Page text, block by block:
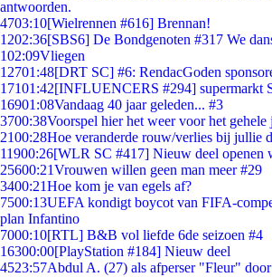
antwoorden.
4703:10[Wielrennen #616] Brennan!
1202:36[SBS6] De Bondgenoten #317 We
102:09Vliegen
12701:48[DRT SC] #6: RendacGoden
17101:42[INFLUENCERS #294] supermarkt
16901:08Vandaag 40 jaar geleden... #3
3700:38Voorspel hier het weer voor het gehele
2100:28Hoe veranderde rouw/verlies bij jullie
11900:26[WLR SC #417] Nieuw deel openen
25600:21Vrouwen willen geen man meer #29
3400:21Hoe kom je van egels af?
7500:13UEFA kondigt boycot van FIFA-
plan Infantino
7000:10[RTL] B&B vol liefde 6de seizoen #4
16300:00[PlayStation #184] Nieuw deel
4523:57Abdul A. (27) als afperser "Fleur"